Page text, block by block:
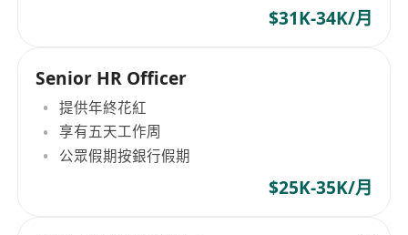
$31K-34K/月
Senior HR Officer
提供年終花紅
享有五天工作周
公眾假期按銀行假期
$25K-35K/月